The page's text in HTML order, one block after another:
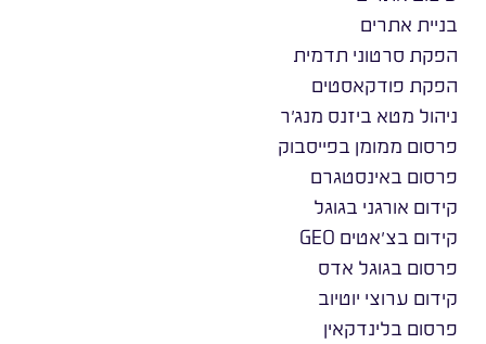
בניית אתרים
הפקת סרטוני תדמית
הפקת פודקאסטים
ניהול מטא ביזנס מנג׳ר
פרסום ממומן בפייסבוק
פרסום באינסטגרם
קידום אורגני בגוגל
קידום בצ׳אטים GEO
פרסום בגוגל אדס
קידום ערוצי יוטיוב
פרסום בלינדקאין